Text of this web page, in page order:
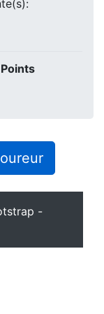
Points
-